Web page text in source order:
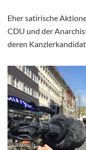
Eher satirische
CDU und der
deren